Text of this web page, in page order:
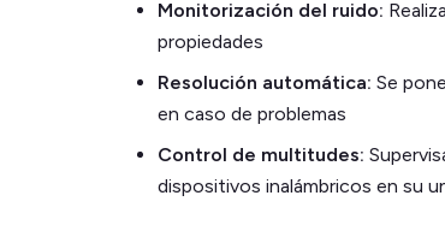
Monitorización del ruido:
propiedades
Resolución automática: Se
en caso de problemas
Control de multitudes:
dispositivos inalámbricos en su